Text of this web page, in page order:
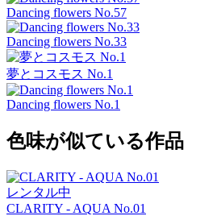
Dancing flowers No.57
Dancing flowers No.33
夢とコスモス No.1
Dancing flowers No.1
色味が似ている作品
レンタル中
CLARITY - AQUA No.01